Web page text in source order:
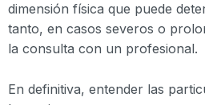
dimensión física que puede
tanto, en casos severos o
la consulta con un profesional.
En definitiva, entender las